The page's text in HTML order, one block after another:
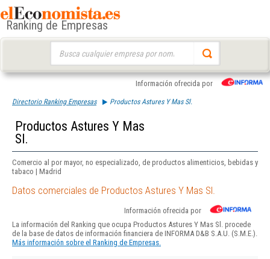
Ranking de Empresas
Información ofrecida por
Directorio Ranking Empresas Productos Astures Y Mas Sl.
Productos Astures Y Mas
Sl.
Comercio al por mayor, no especializado, de productos alimenticios, bebidas y
tabaco | Madrid
Datos comerciales de Productos Astures Y Mas Sl.
Información ofrecida por
La información del Ranking que ocupa Productos Astures Y Mas Sl. procede
de la base de datos de información financiera de INFORMA D&B S.A.U. (S.M.E.).
Más información sobre el Ranking de Empresas.